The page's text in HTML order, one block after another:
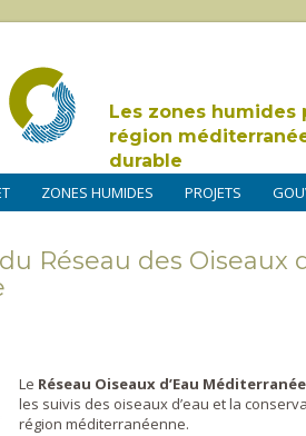
Les zones humides
région
durable
ZONES HUMIDES PROJETS
Réseau des Oiseaux
Le Réseau Oiseaux d’Eau Méditerranée
les suivis des oiseaux d’eau et la
région méditerranéenne.